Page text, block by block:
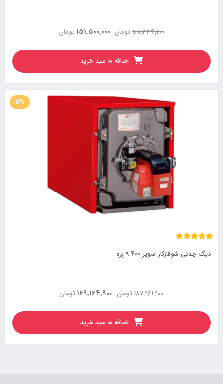
تومان168,334,100 تومان151,500,000
اضافه به سبد خرید
11%
دیگ چدنی شوفاژکار سوپر 400 9 پره
تومان187,961,900 تومان169,164,900
اضافه به سبد خرید